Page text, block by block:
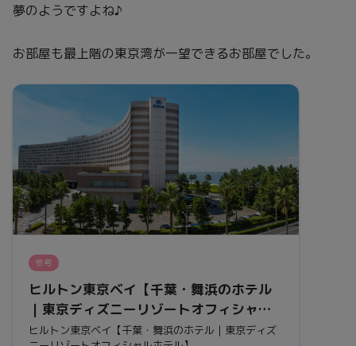
夢のようですよね♪
お部屋も最上階の東京湾が一望できるお部屋でした。
参考
ヒルトン東京ベイ【千葉・舞浜のホテル
｜東京ディズニーリゾートオフィシャル
ホテル】
ヒルトン東京ベイ【千葉・舞浜のホテル｜東京ディズ